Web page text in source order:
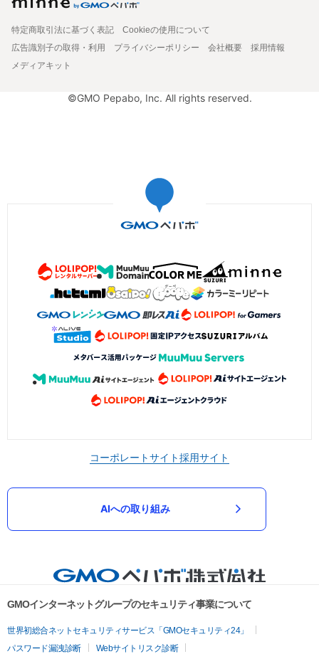
特定商取引法に基づく表記
Cookieの使用について
広告識別子の取得・利用
プライバシーポリシー 会社概要
採用情報
メディアキット
©GMO Pepabo, Inc. All rights reserved.
コーポレートサイト採用サイト
AIへの取り組み
GMOインターネットグループのセキュリティ事業について
世界初総合ネットセキュリティサービス「GMOセキュリティ24」
パスワード漏洩診断
Webサイトリスク診断